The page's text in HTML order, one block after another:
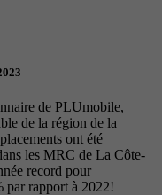
de PLUmobile,
de la région de la
ont été
les MRC de La Côte-
record pour
par rapport à 2022!